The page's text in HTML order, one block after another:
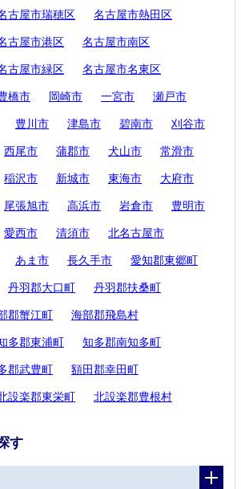
古屋市瑞穂区 名古屋市熱田区
古屋市港区 名古屋市南区
古屋市緑区 名古屋市名東区
橋市 岡崎市 一宮市 瀬戸市
豊川市 津島市 碧南市 刈谷市
西尾市 蒲郡市 犬山市 常滑市
稲沢市 新城市 東海市 大府市
尾張旭市 高浜市 岩倉市 豊明市
愛西市 清須市 北名古屋市
あま市 長久手市 愛知郡東郷町
丹羽郡大口町 丹羽郡扶桑町
郡蟹江町 海部郡飛島村
多郡東浦町 知多郡南知多町
郡武豊町 額田郡幸田町
設楽郡東栄町 北設楽郡豊根村
す